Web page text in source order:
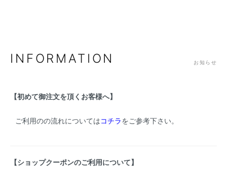
INFORMATION お知らせ
【初めて御注文を頂くお客様へ】
ご利用のの流れについてはコチラをご参考下さい。
【ショップクーポンのご利用について】